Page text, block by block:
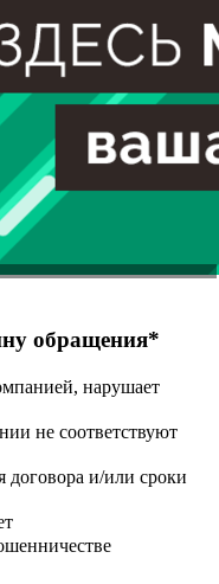
обращения*
нарушает
не соответствуют
и/или сроки